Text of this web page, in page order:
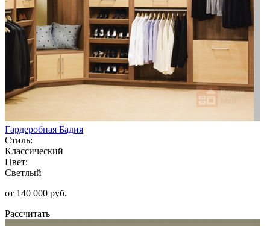
Гардеробная Бадия
Стиль:
Классический
Цвет:
Светлый
от 140 000 руб.
Рассчитать